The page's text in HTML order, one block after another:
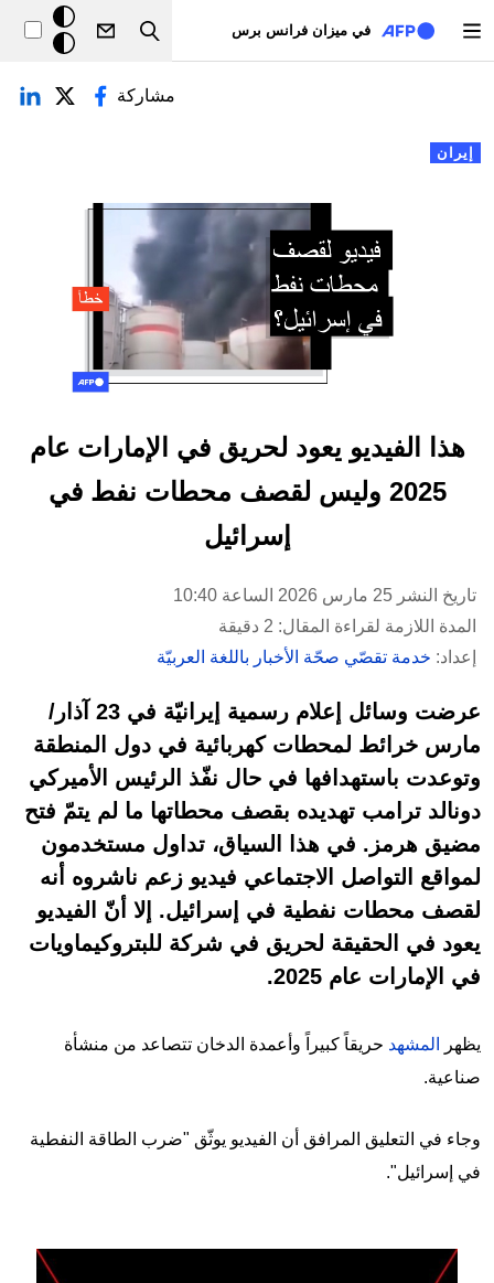
في ميزان فرانس برس
Search
خلفيّة
داكنة
التبويبات الأساسية
إيران
مشاركة
هذا الفيديو يعود لحريق في الإمارات عام
2025 وليس لقصف محطات نفط في
إسرائيل
تاريخ النشر 25 مارس 2026 الساعة 10:40
المدة اللازمة لقراءة المقال: 2 دقيقة
إعداد: خدمة تقصّي صحّة الأخبار باللغة العربيّة
عرضت وسائل إعلام رسمية إيرانيّة في 23 آذار/
مارس خرائط لمحطات كهربائية في دول المنطقة
وتوعدت باستهدافها في حال نفّذ الرئيس الأميركي
دونالد ترامب تهديده بقصف محطاتها ما لم يتمّ فتح
مضيق هرمز. في هذا السياق، تداول مستخدمون
لمواقع التواصل الاجتماعي فيديو زعم ناشروه أنه
لقصف محطات نفطية في إسرائيل. إلا أنّ الفيديو
يعود في الحقيقة لحريق في شركة للبتروكيماويات
في الإمارات عام 2025.
يظهر المشهد حريقاً كبيراً وأعمدة الدخان تتصاعد من منشأة
صناعية.
وجاء في التعليق المرافق أن الفيديو يوثّق "ضرب الطاقة النفطية
في إسرائيل".
Image